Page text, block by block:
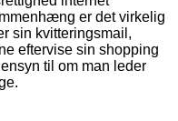
er det virkelig
sin kvitteringsmail,
eftervise sin shopping
til om man leder